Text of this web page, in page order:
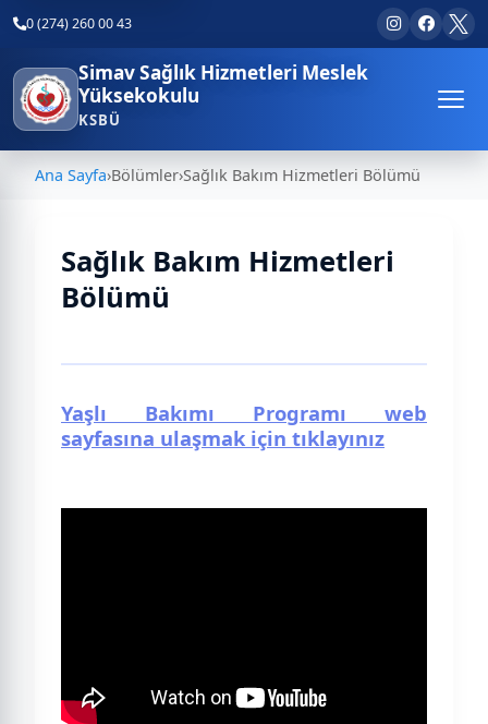
0 (274) 260 00 43
Simav Sağlık Hizmetleri Meslek
Yüksekokulu
KSBÜ
Ana Sayfa›Bölümler›Sağlık Bakım Hizmetleri Bölümü
Sağlık Bakım Hizmetleri
Bölümü
Yaşlı Bakımı Programı web
sayfasına ulaşmak için tıklayınız